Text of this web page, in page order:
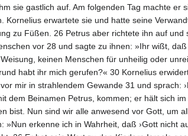
sie gastlich auf. Am folgenden Tag machte
Kornelius erwartete sie und hatte seine
zu Füßen. 26 Petrus aber richtete ihn auf
vor 28 und sagte zu ihnen: »Ihr wißt,
keinen Menschen für unheilig oder
habt ihr mich gerufen?« 30 Kornelius
mir in strahlendem Gewande 31 und
dem Beinamen Petrus, kommen; er hält sich
bist. Nun sind wir alle anwesend vor Gott, um
erkenne ich in Wahrheit, daß ›Gott nicht